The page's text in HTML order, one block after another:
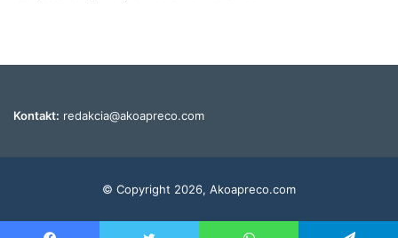
Kontakt: redakcia@akoapreco.com
© Copyright 2026, Akoapreco.com